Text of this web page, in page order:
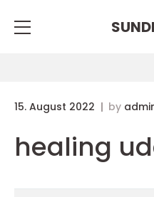
15. August 2022 by
healing